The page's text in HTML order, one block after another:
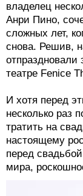
владелец
Анри Пино,
сложных лет,
снова. Решив,
отпраздновали
театре Fenice
И хотя перед
несколько раз
тратить на
настоящему
перед
мира,